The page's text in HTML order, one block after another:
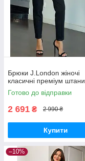
Брюки J.London жіночі
класичні преміум
Готово до відправки
2 691 ₴ 2 990 ₴
Купити
–10%